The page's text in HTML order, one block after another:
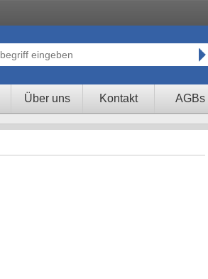
Über uns Kontakt AGBs